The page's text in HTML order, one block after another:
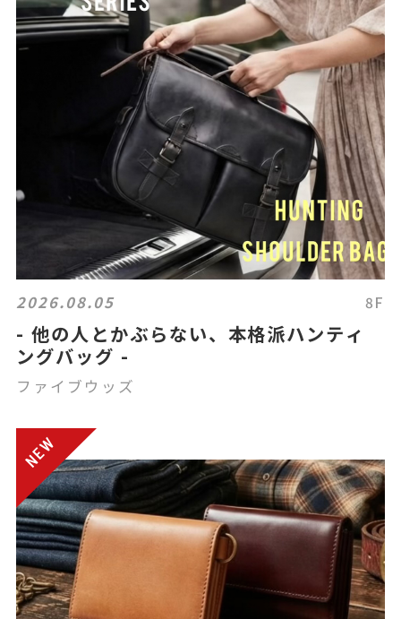
2026.08.05 8F
- 他の人とかぶらない、本格派ハンティ
ングバッグ -
ファイブウッズ